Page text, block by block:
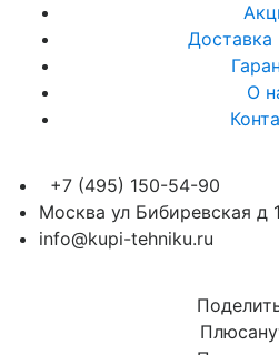
Доставка
О
+7 (495) 150-54-90
Москва ул Бибиревская д
info@kupi-tehniku.ru